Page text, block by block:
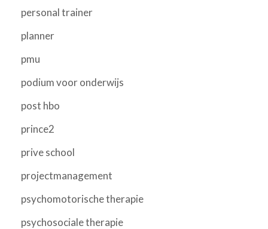
personal trainer
planner
pmu
podium voor onderwijs
post hbo
prince2
prive school
projectmanagement
psychomotorische therapie
psychosociale therapie